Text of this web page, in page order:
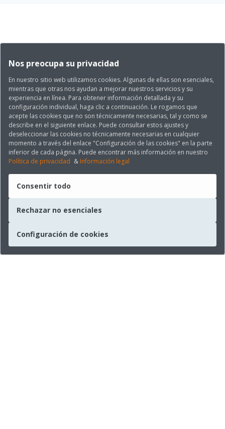
Nos preocupa su privacidad
En nuestro sitio web utilizamos cookies. Algunas de ellas son esenciales,
mientras que otras nos ayudan a mejorar nuestros servicios y su
experiencia en línea. Para obtener información detallada y su
configuración individual, haga clic a continuación. Le rogamos que
acepte las cookies que no son técnicamente necesarias, tal y como se
describe en el siguiente enlace. Puede consultar estos ajustes y
deseleccionar las cookies no técnicamente necesarias en cualquier
momento a través del enlace "Configuración de las cookies" en la parte
inferior de cada página. Puede encontrar más información en nuestro
Política de privacidad & Información legal
Consentir todo
Rechazar no esenciales
Configuración de cookies